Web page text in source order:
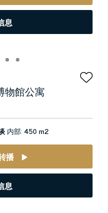
息
物館公寓
内部: 450 m2
播
息